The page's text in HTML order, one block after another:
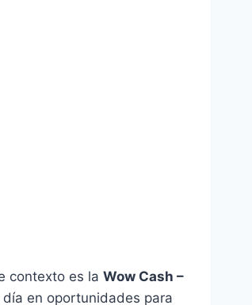
contexto es la Wow Cash –
en oportunidades para